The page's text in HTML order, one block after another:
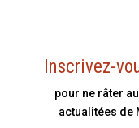
Inscrivez-
pour ne râter
actualitées de